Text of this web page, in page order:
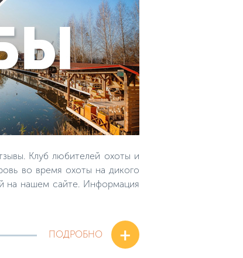
Клуб любителей охоты и
во время охоты на дикого
на нашем сайте. Информация
ПОДРОБНО +